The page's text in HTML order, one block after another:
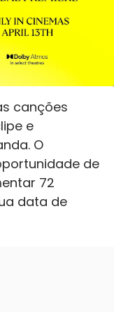
canções
e
O
de
72
data de